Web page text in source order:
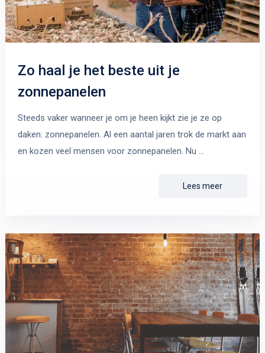
Zo haal je het beste uit je
zonnepanelen
Steeds vaker wanneer je om je heen kijkt zie je ze op
daken: zonnepanelen. Al een aantal jaren trok de markt aan
en kozen veel mensen voor zonnepanelen. Nu …
Lees meer